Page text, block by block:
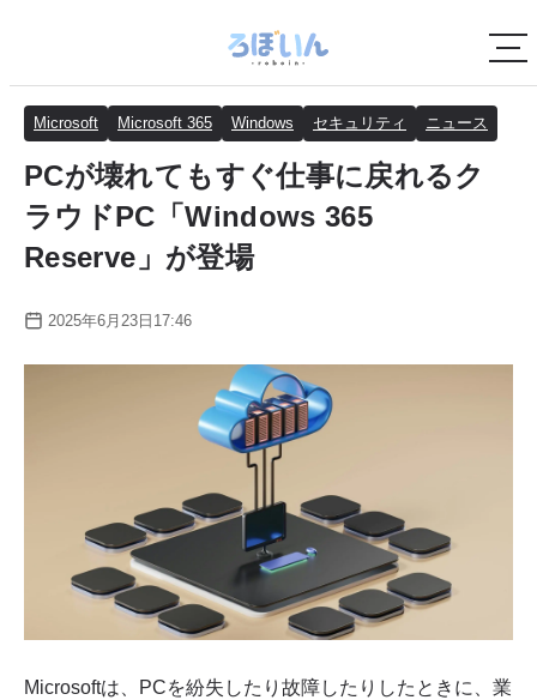
Microsoft Microsoft 365 Windows セキュリティ ニュース
PCが壊れてもすぐ仕事に戻れるク
ラウドPC「Windows 365
Reserve」が登場
2025年6月23日17:46
Microsoftは、PCを紛失したり故障したりしたときに、業